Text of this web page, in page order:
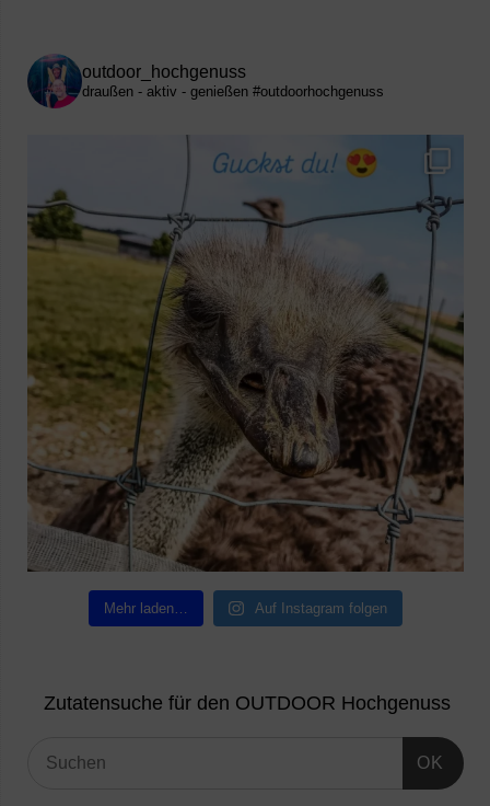
outdoor_hochgenuss
draußen - aktiv - genießen #outdoorhochgenuss
Mehr laden… Auf Instagram folgen
Zutatensuche für den OUTDOOR Hochgenuss
OK